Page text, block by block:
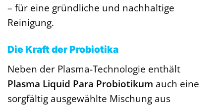
– für eine gründliche und nachhaltige
Reinigung.
Die Kraft der Probiotika
Neben der Plasma-Technologie enthält
Plasma Liquid Para Probiotikum auch eine
sorgfältig ausgewählte Mischung aus